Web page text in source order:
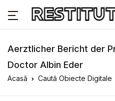
Aerztlicher Bericht der
Doctor Albin Eder
Acasă Caută Obiecte Digitale